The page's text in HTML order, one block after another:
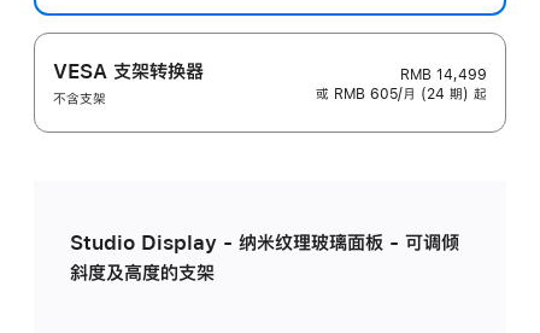
VESA 支架转换器
不含支架
RMB 14,499
或 RMB 605/月 (24 期) 起
Studio Display - 纳米纹理玻璃面板 - 可调倾
斜度及高度的支架